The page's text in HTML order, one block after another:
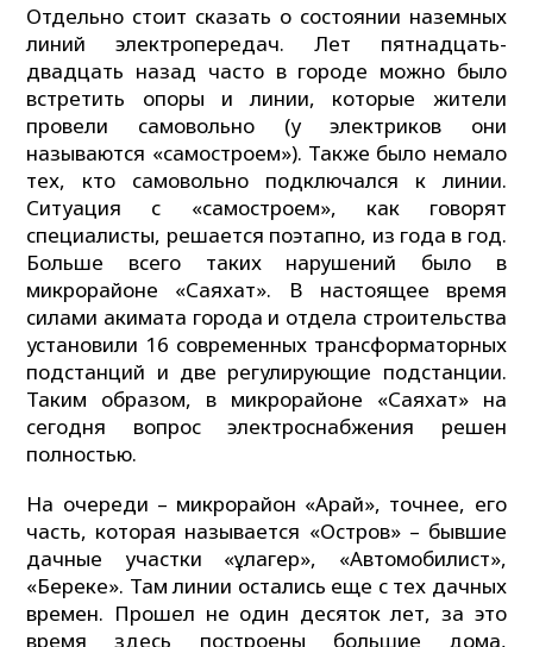
Отдельно стоит сказать о состоянии наземных
линий электропередач. Лет пятнадцать-
двадцать назад часто в городе можно было
встретить опоры и линии, которые жители
провели самовольно (у электриков они
называются «самостроем»). Также было немало
тех, кто самовольно подключался к линии.
Ситуация с «самостроем», как говорят
специалисты, решается поэтапно, из года в год.
Больше всего таких нарушений было в
микрорайоне «Саяхат». В настоящее время
силами акимата города и отдела строительства
установили 16 современных трансформаторных
подстанций и две регулирующие подстанции.
Таким образом, в микрорайоне «Саяхат» на
сегодня вопрос электроснабжения решен
полностью.
На очереди – микрорайон «Арай», точнее, его
часть, которая называется «Остров» – бывшие
дачные участки «Құлагер», «Автомобилист»,
«Береке». Там линии остались еще с тех дачных
времен. Прошел не один десяток лет, за это
время здесь построены большие дома,